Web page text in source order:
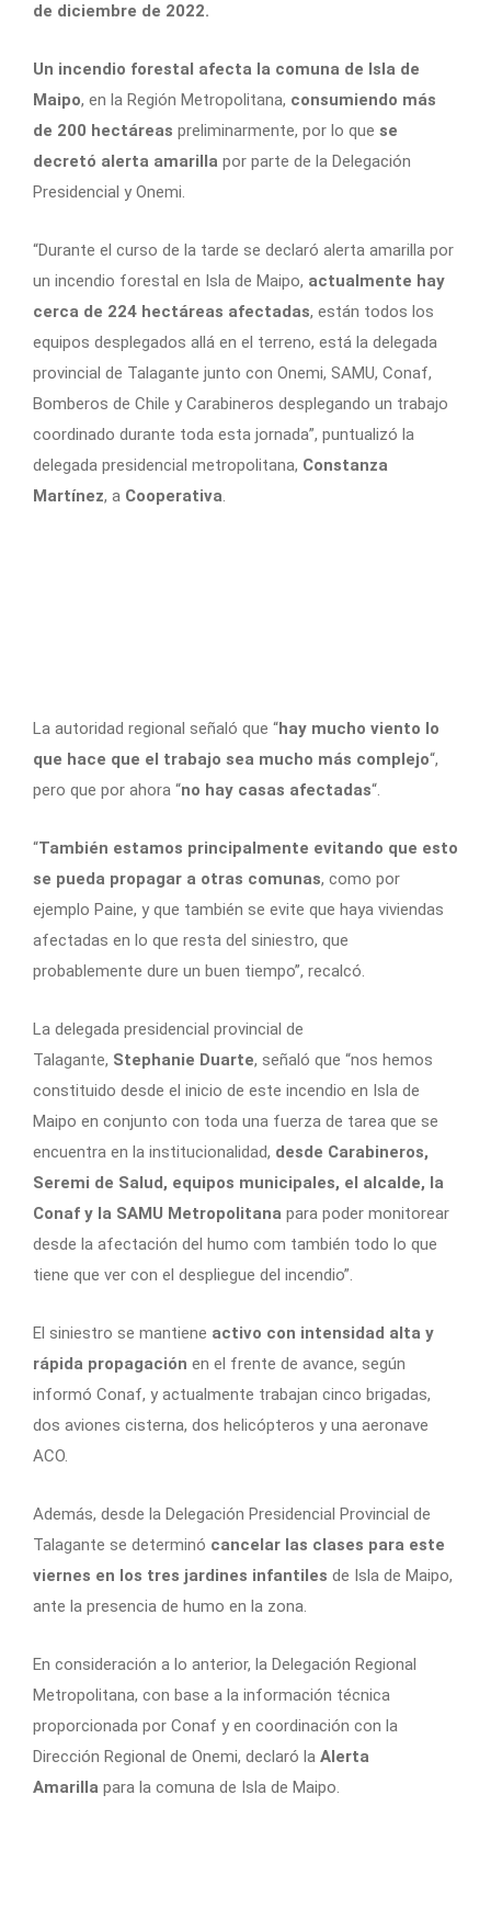
de diciembre de 2022.
Un incendio forestal afecta la comuna de Isla de
Maipo, en la Región Metropolitana, consumiendo más
de 200 hectáreas preliminarmente, por lo que se
decretó alerta amarilla por parte de la Delegación
Presidencial y Onemi.
“Durante el curso de la tarde se declaró alerta amarilla por
un incendio forestal en Isla de Maipo, actualmente hay
cerca de 224 hectáreas afectadas, están todos los
equipos desplegados allá en el terreno, está la delegada
provincial de Talagante junto con Onemi, SAMU, Conaf,
Bomberos de Chile y Carabineros desplegando un trabajo
coordinado durante toda esta jornada”, puntualizó la
delegada presidencial metropolitana, Constanza
Martínez, a Cooperativa.
La autoridad regional señaló que “hay mucho viento lo
que hace que el trabajo sea mucho más complejo“,
pero que por ahora “no hay casas afectadas“.
“También estamos principalmente evitando que esto
se pueda propagar a otras comunas, como por
ejemplo Paine, y que también se evite que haya viviendas
afectadas en lo que resta del siniestro, que
probablemente dure un buen tiempo”, recalcó.
La delegada presidencial provincial de
Talagante, Stephanie Duarte, señaló que “nos hemos
constituido desde el inicio de este incendio en Isla de
Maipo en conjunto con toda una fuerza de tarea que se
encuentra en la institucionalidad, desde Carabineros,
Seremi de Salud, equipos municipales, el alcalde, la
Conaf y la SAMU Metropolitana para poder monitorear
desde la afectación del humo com también todo lo que
tiene que ver con el despliegue del incendio”.
El siniestro se mantiene activo con intensidad alta y
rápida propagación en el frente de avance, según
informó Conaf, y actualmente trabajan cinco brigadas,
dos aviones cisterna, dos helicópteros y una aeronave
ACO.
Además, desde la Delegación Presidencial Provincial de
Talagante se determinó cancelar las clases para este
viernes en los tres jardines infantiles de Isla de Maipo,
ante la presencia de humo en la zona.
En consideración a lo anterior, la Delegación Regional
Metropolitana, con base a la información técnica
proporcionada por Conaf y en coordinación con la
Dirección Regional de Onemi, declaró la Alerta
Amarilla para la comuna de Isla de Maipo.